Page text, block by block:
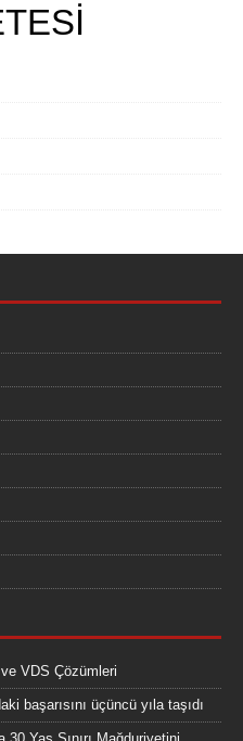
VDS Çözümleri
başarısını üçüncü yıla taşıdı